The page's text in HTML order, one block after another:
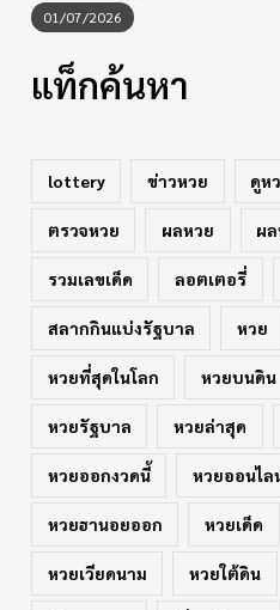
01/07/2026
แท็กค้นหา
lottery ข่าวหวย ดูห
ตรวจหวย ผลหวย ผ
รวมเลขเด็ด ลอตเตอรี่
สลากกินแบ่งรัฐบาล หวย
หวยที่สุดในโลก หวยบนดิน
หวยรัฐบาล หวยล่าสุด
หวยออกงวดนี้ หวยออนไล
หวยฮานอยออก หวยเด็ด
หวยเวียดนาม หวยใต้ดิน